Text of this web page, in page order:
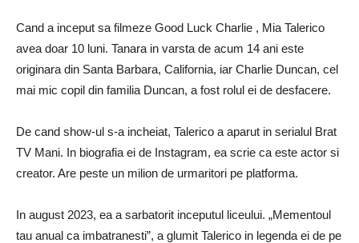
Cand a inceput sa filmeze Good Luck Charlie , Mia Talerico
avea doar 10 luni. Tanara in varsta de acum 14 ani este
originara din Santa Barbara, California, iar Charlie Duncan, cel
mai mic copil din familia Duncan, a fost rolul ei de desfacere.
De cand show-ul s-a incheiat, Talerico a aparut in serialul Brat
TV Mani. In biografia ei de Instagram, ea scrie ca este actor si
creator. Are peste un milion de urmaritori pe platforma.
In august 2023, ea a sarbatorit inceputul liceului. „Mementoul
tau anual ca imbatranesti”, a glumit Talerico in legenda ei de pe